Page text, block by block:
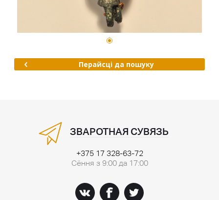
Перайсці да пошуку
ЗВАРОТНАЯ СУВЯЗЬ
+375 17 328-63-72
Сёння з 9:00 да 17:00